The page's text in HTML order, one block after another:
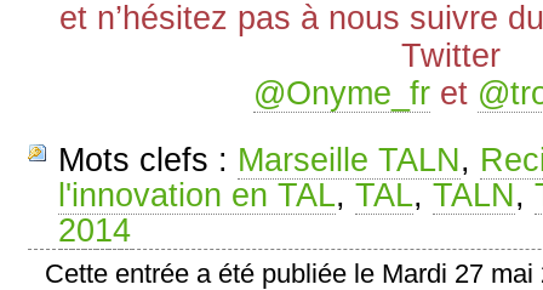
et n’hésitez pas à nous suivre
Twitter
@Onyme_fr et
Mots clefs : Marseille TALN,
l'innovation en TAL, TAL, TALN,
2014
Cette entrée a été publiée le Mardi 27